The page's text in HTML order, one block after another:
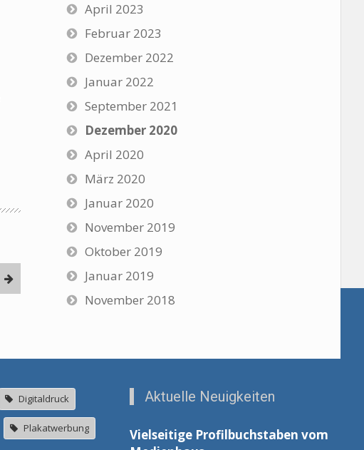
April 2023
Februar 2023
Dezember 2022
Januar 2022
September 2021
Dezember 2020
April 2020
März 2020
Januar 2020
November 2019
Oktober 2019
Januar 2019
November 2018
Digitaldruck
Plakatwerbung
Aktuelle Neuigkeiten
Vielseitige Profilbuchstaben vom